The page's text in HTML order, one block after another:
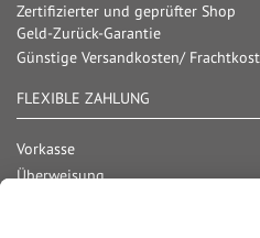
Zertifizierter und geprüfter Shop
Geld-Zurück-Garantie
Günstige Versandkosten/
FLEXIBLE ZAHLUNG
Vorkasse
Überweisung